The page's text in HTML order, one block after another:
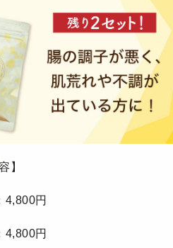
】
4,800円
4,800円